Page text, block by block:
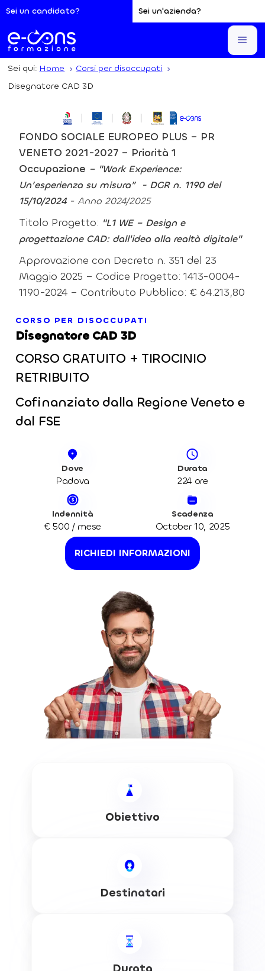
Sei un candidato? Sei un'azienda?
Sei qui: Home
Corsi per disoccupati
Disegnatore CAD 3D
FONDO SOCIALE EUROPEO PLUS – PR
VENETO 2021-2027 – Priorità 1
Occupazione – "Work Experience:
Un’esperienza su misura” - DGR n. 1190 del
15/10/2024 - Anno 2024/2025
Titolo Progetto: "L1 WE – Design e
progettazione CAD: dall'idea alla realtà digitale"
Approvazione con Decreto n. 351 del 23
Maggio 2025 – Codice Progetto: 1413-0004-
1190-2024 – Contributo Pubblico: € 64.213,80
CORSO PER DISOCCUPATI
Disegnatore CAD 3D
CORSO GRATUITO + TIROCINIO
RETRIBUITO
Cofinanziato dalla Regione Veneto e
dal FSE
Dove
Padova
Durata
224 ore
Indennità
€ 500 / mese
Scadenza
October 10, 2025
RICHIEDI INFORMAZIONI
Obiettivo
Destinatari